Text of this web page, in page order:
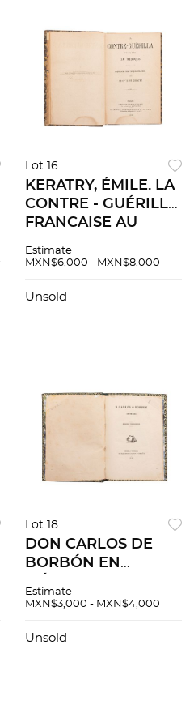
Lot 16
KERATRY, ÉMILE. LA
CONTRE - GUÉRILLA
FRANCAISE AU
BRUSELLES, 1868.
Estimate
MXN$6,000 - MXN$8,000
Unsold
Lot 18
DON CARLOS DE
BORBÓN EN
TRICOLOR. MÉXICO:
LITOGRAFÍA DE
Estimate
MXN$3,000 - MXN$4,000
Unsold